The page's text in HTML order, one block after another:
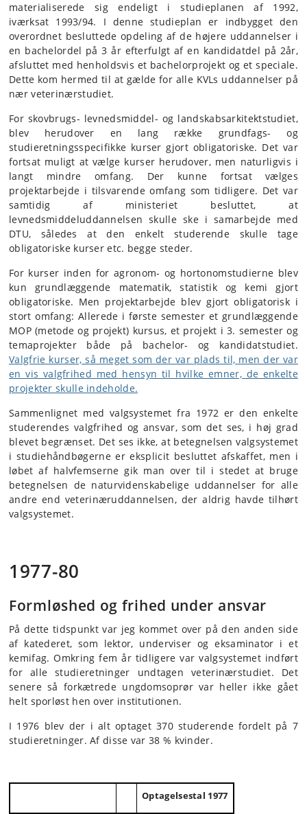
materialiserede sig endeligt i studieplanen af 1992,
iværksat 1993/94. I denne studieplan er indbygget den
overordnet besluttede opdeling af de højere uddannelser i
en bachelordel på 3 år efterfulgt af en kandidatdel på 2år,
afsluttet med henholdsvis et bachelorprojekt og et speciale.
Dette kom hermed til at gælde for alle KVLs uddannelser på
nær veterinærstudiet.
For skovbrugs- levnedsmiddel- og landskabsarkitektstudiet,
blev herudover en lang række grundfags- og
studieretningsspecifikke kurser gjort obligatoriske. Det var
fortsat muligt at vælge kurser herudover, men naturligvis i
langt mindre omfang. Der kunne fortsat vælges
projektarbejde i tilsvarende omfang som tidligere. Det var
samtidig af ministeriet besluttet, at
levnedsmiddeluddannelsen skulle ske i samarbejde med
DTU, således at den enkelt studerende skulle tage
obligatoriske kurser etc. begge steder.
For kurser inden for agronom- og hortonomstudierne blev
kun grundlæggende matematik, statistik og kemi gjort
obligatoriske. Men projektarbejde blev gjort obligatorisk i
stort omfang: Allerede i første semester et grundlæggende
MOP (metode og projekt) kursus, et projekt i 3. semester og
temaprojekter både på bachelor- og kandidatstudiet.
Valgfrie kurser, så meget som der var plads til, men der var
en vis valgfrihed med hensyn til hvilke emner, de enkelte
projekter skulle indeholde.
Sammenlignet med valgsystemet fra 1972 er den enkelte
studerendes valgfrihed og ansvar, som det ses, i høj grad
blevet begrænset. Det ses ikke, at betegnelsen valgsystemet
i studiehåndbøgerne er eksplicit besluttet afskaffet, men i
løbet af halvfemserne gik man over til i stedet at bruge
betegnelsen de naturvidenskabelige uddannelser for alle
andre end veterinæruddannelsen, der aldrig havde tilhørt
valgsystemet.
1977-80
Formløshed og frihed under ansvar
På dette tidspunkt var jeg kommet over på den anden side
af katederet, som lektor, underviser og eksaminator i et
kemifag. Omkring fem år tidligere var valgsystemet indført
for alle studieretninger undtagen veterinærstudiet. Det
senere så forkætrede ungdomsoprør var heller ikke gået
helt sporløst hen over institutionen.
I 1976 blev der i alt optaget 370 studerende fordelt på 7
studieretninger. Af disse var 38 % kvinder.
Optagelsestal 1977